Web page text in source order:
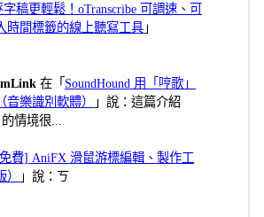
字稿更輕鬆！oTranscribe 可調速、可
時間標籤的線上聽寫工具 」
在「 SoundHound 用「哼歌」
音樂識別軟體）
」說：這篇介紹
情境很...
費] AniFX 滑鼠游標編輯、製作工
」說：ㄎ